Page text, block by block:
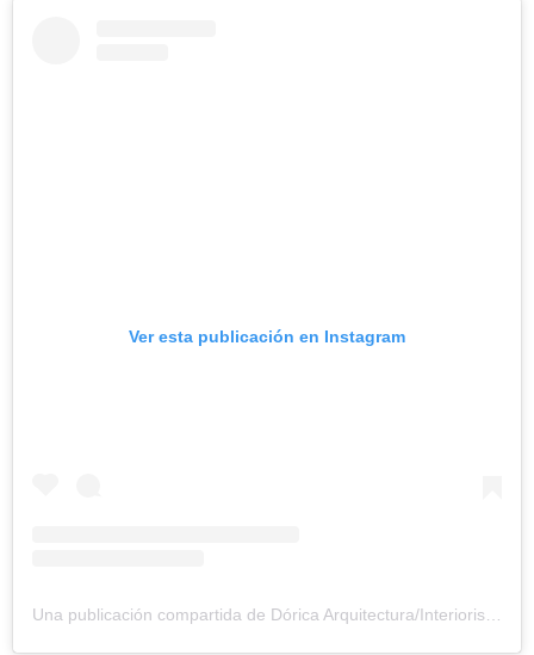
Ver esta publicación en Instagram
Una publicación compartida de Dórica Arquitectura/Interioris (@doricaarquitectura)